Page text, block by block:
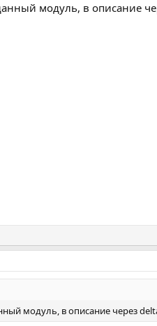
модуль, в описание
модуль, в описание через